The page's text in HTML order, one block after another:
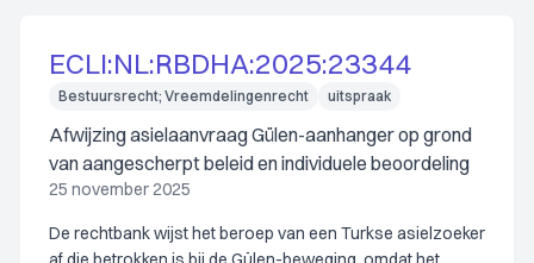
ECLI:NL:RBDHA:2025:23344
Bestuursrecht; Vreemdelingenrecht uitspraak
Afwijzing asielaanvraag Gülen-aanhanger op grond
van aangescherpt beleid en individuele beoordeling
25 november 2025
De rechtbank wijst het beroep van een Turkse asielzoeker